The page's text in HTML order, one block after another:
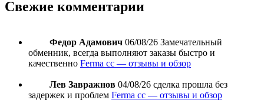
Свежие комментарии
Федор Адамович 06/08/26 Замечательный
обменник, всегда выполняют заказы быстро и
качественно Ferma cc — отзывы и обзор
Лев Завражнов 04/08/26 сделка прошла без
задержек и проблем Ferma cc — отзывы и обзор